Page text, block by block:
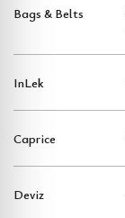
Bags & Belts
InLek
Caprice
Deviz